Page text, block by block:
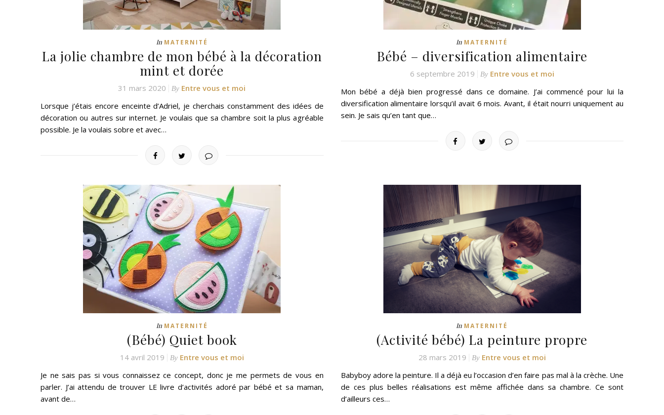
In MATERNITÉ
La jolie chambre de mon bébé à la décoration
mint et dorée
31 mars 2020 By Entre vous et moi
Lorsque j’étais encore enceinte d’Adriel, je cherchais constamment des idées de
décoration ou autres sur internet. Je voulais que sa chambre soit la plus agréable
possible. Je la voulais sobre et avec…
In MATERNITÉ
Bébé – diversification alimentaire
6 septembre 2019 By Entre vous et moi
Mon bébé a déjà bien progressé dans ce domaine. J’ai commencé pour lui la
diversification alimentaire lorsqu’il avait 6 mois. Avant, il était nourri uniquement au
sein. Je sais qu’en tant que…
In MATERNITÉ
(Bébé) Quiet book
14 avril 2019 By Entre vous et moi
Je ne sais pas si vous connaissez ce concept, donc je me permets de vous en
parler. J’ai attendu de trouver LE livre d’activités adoré par bébé et sa maman,
avant de…
In MATERNITÉ
(Activité bébé) La peinture propre
28 mars 2019 By Entre vous et moi
Babyboy adore la peinture. Il a déjà eu l’occasion d’en faire pas mal à la crèche. Une
de ces plus belles réalisations est même affichée dans sa chambre. Ce sont
d’ailleurs ces…